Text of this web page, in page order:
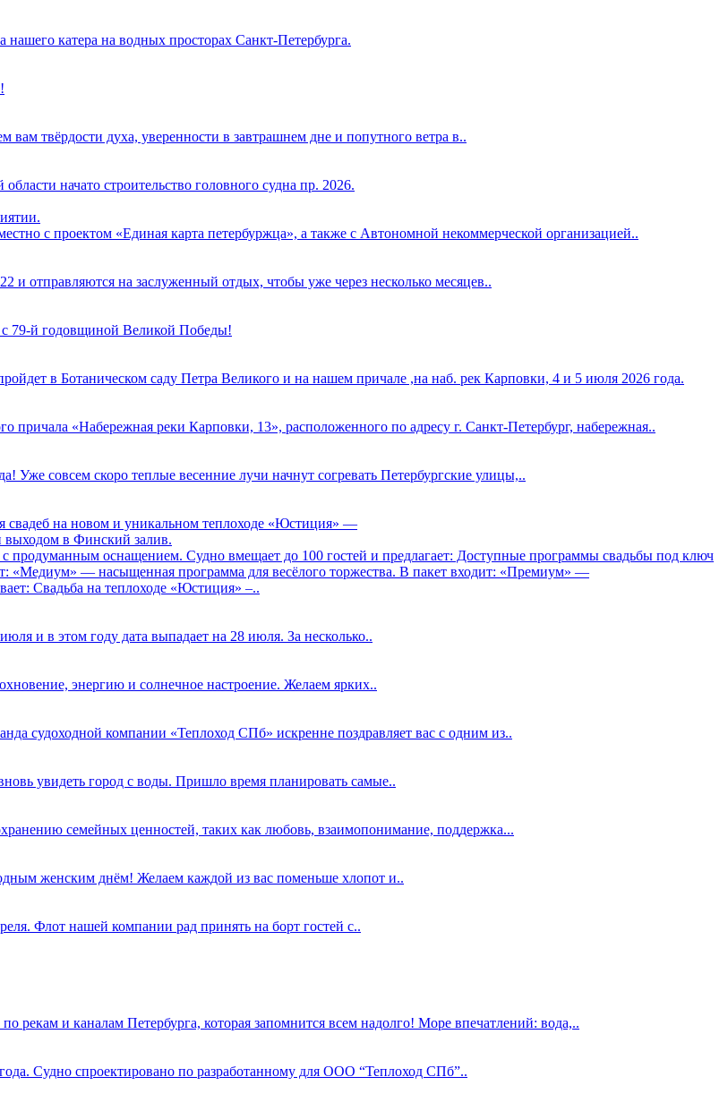
нашего катера на водных просторах Санкт-Петербурга.
твёрдости духа, уверенности в завтрашнем дне и попутного ветра в..
начато строительство головного судна пр. 2026.
с проектом «Единая карта петербуржца», а также с Автономной некоммерческой организацией..
отправляются на заслуженный отдых, чтобы уже через несколько месяцев..
с 79-й годовщиной Великой Победы!
Ботаническом саду Петра Великого и на нашем причале ,на наб. рек Карповки, 4 и 5 июля 2026 года.
причала «Набережная реки Карповки, 13», расположенного по адресу г. Санкт-Петербург, набережная..
совсем скоро теплые весенние лучи начнут согревать Петербургские улицы,..
свадеб на новом и уникальном теплоходе «Юстиция» —
выходом в Финский залив.
продуманным оснащением. Судно вмещает до 100 гостей и предлагает: Доступные программы свадьбы под ключ
— насыщенная программа для весёлого торжества. В пакет входит: «Премиум» —
Свадьба на теплоходе «Юстиция» –..
и в этом году дата выпадает на 28 июля. За несколько..
энергию и солнечное настроение. Желаем ярких..
судоходной компании «Теплоход СПб» искренне поздравляет вас с одним из..
увидеть город с воды. Пришло время планировать самые..
семейных ценностей, таких как любовь, взаимопонимание, поддержка...
женским днём! Желаем каждой из вас поменьше хлопот и..
Флот нашей компании рад принять на борт гостей с..
рекам и каналам Петербурга, которая запомнится всем надолго! Море впечатлений: вода,..
Судно спроектировано по разработанному для ООО “Теплоход СПб”..